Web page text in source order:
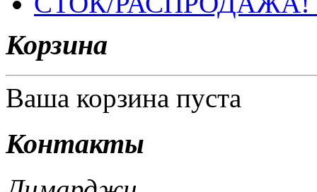
Корзина
Ваша корзина пуста
Контакты